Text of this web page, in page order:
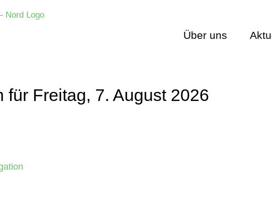
Über uns
für Freitag, 7. August 2026